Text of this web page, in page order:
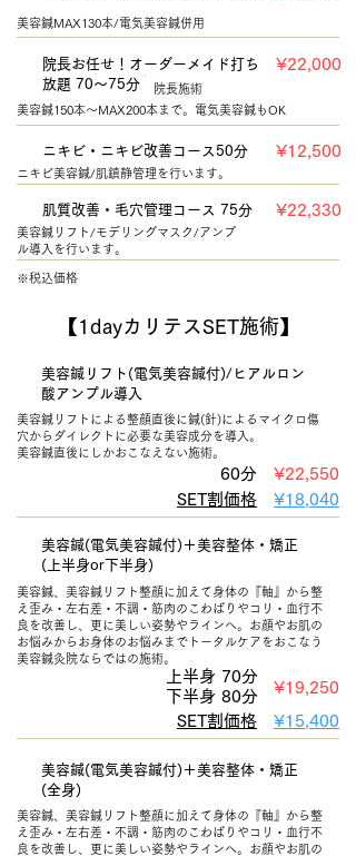
美容鍼MAX130本/電気美容鍼併用
院長お任せ！オーダーメイド打ち
放題 70～75分
院長施術
¥22,000
美容鍼150本～MAX200本まで。電気美容鍼もOK
ニキビ・ニキビ改善コース50分
ニキビ美容鍼/肌鎮静管理を行います。
¥12,500
​肌質改善・毛穴管理コース 75分
美容鍼リフト/モデリングマスク/アンプ
ル導入を行います。
¥22,330
※税込価格
【1dayカリテスSET施術】
美容鍼リフト(電気美容鍼付)/ヒアルロン
酸アンプル導入
美容鍼リフトによる整顔直後に鍼(針)によるマイクロ傷
穴からダイレクトに必要な美容成分を導入。
​美容鍼直後にしかおこなえない施術。
60分 ¥22,550
SET割価格
¥18,040
美容鍼(電気美容鍼付)＋美容整体・矯正
(上半身or下半身)
美容鍼、美容鍼リフト整顔に加えて身体の『軸』から整
え歪み・左右差 ​・不調・筋肉のこわばりやコリ・血行不
良を改善し、更に美しい姿勢やラインへ。お顔やお肌の
お悩みからお身体のお悩みまでトータルケアをおこなう
美容鍼灸院ならではの施術。
上半身 70分
​下半身 80分
¥19,250
SET割価格
¥15,400
美容鍼(電気美容鍼付)＋美容整体・矯正
(全身)
美容鍼、美容鍼リフト整顔に加えて身体の『軸』から整
え歪み・左右差 ​・不調・筋肉のこわばりやコリ・血行不
良を改善し、更に美しい姿勢やラインへ。お顔やお肌の